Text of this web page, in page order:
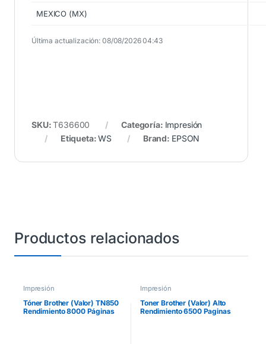
MEXICO (MX)
Última actualización: 08/08/2026 04:43
SKU:T636600 Categoría: Impresión
Etiqueta:WS Brand: EPSON
Productos relacionados
Impresión
Tóner Brother (Valor) TN850
Rendimiento 8000 Páginas
Impresión
Toner Brother (Valor) Alto
Rendimiento 6500 Paginas